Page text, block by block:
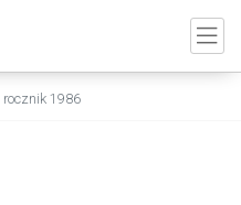
rocznik 1986